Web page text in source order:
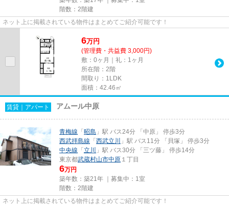
階数：2階建
ネット上に掲載されている物件はまとめてご紹介可能です！
6万円
(管理費・共益費 3,000円)
敷：0ヶ月｜礼：1ヶ月
所在階：2階
間取り：1LDK
面積：42.46㎡
賃貸｜アパート アムール中原
青梅線 「昭島 」駅 バス24分 「中原」 停歩3分
西武拝島線 「西武立川
」駅 バス11分 「貝塚」 停歩3分
中央線 「立川
」駅 バス30分 「三ツ藤」 停歩14分
東京都武蔵村山市中原 １丁目
6万円
築年数：築21年 ｜募集中： 1室
階数：2階建
ネット上に掲載されている物件はまとめてご紹介可能です！